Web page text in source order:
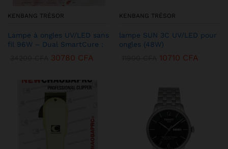
KENBANG TRÉSOR
Lampe à ongles UV/LED sans
fil 96W – Dual SmartCure :
30780 CFA
KENBANG TRÉSOR
lampe SUN 3C UV/LED pour
ongles (48W)
10710 CFA